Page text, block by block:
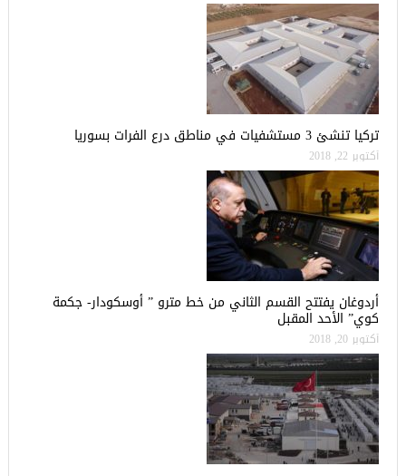
تركيا تنشئ 3 مستشفيات في مناطق درع الفرات بسوريا
أكتوبر 22, 2018
أردوغان يفتتح القسم الثاني من خط مترو ” أوسكودار- جكمة
كوي” الأحد المقبل
أكتوبر 20, 2018